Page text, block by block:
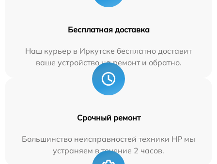
Бесплатная доставка
Наш курьер в Иркутске бесплатно доставит
ваше устройство на ремонт и обратно.
Срочный ремонт
Большинство неисправностей техники HP мы
устраняем в течение 2 часов.